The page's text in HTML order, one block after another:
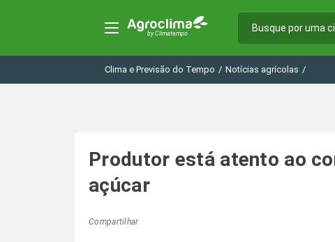
Clima e Previsão do Tempo / Notícias agrícolas /
Produtor está atento ao
açúcar
Compartilhar